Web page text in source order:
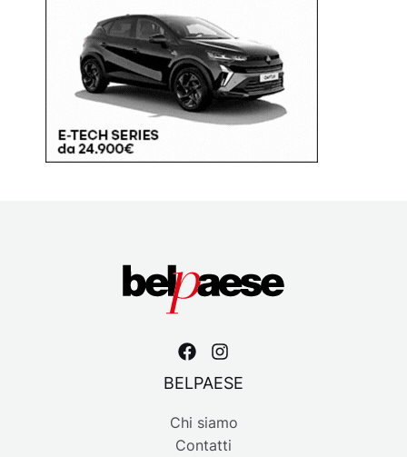
BELPAESE
Chi siamo
Contatti